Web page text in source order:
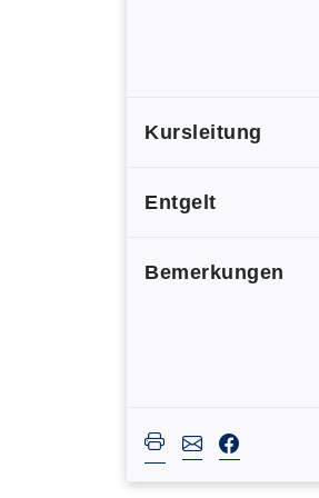
Kursleitung
Entgelt
Bemerkungen